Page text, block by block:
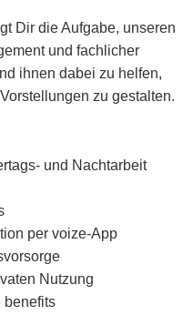
Dir die Aufgabe, unseren
und fachlicher
ihnen dabei zu helfen,
zu gestalten.
und Nachtarbeit
per voize-App
Nutzung
benefits